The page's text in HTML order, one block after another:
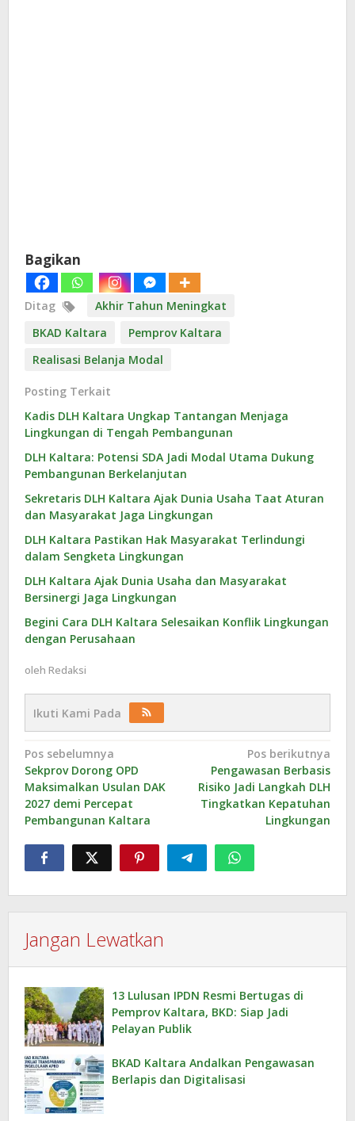
Bagikan
Ditag
Akhir Tahun Meningkat
BKAD Kaltara
Pemprov Kaltara
Realisasi Belanja Modal
Posting Terkait
Kadis DLH Kaltara Ungkap Tantangan Menjaga
Lingkungan di Tengah Pembangunan
DLH Kaltara: Potensi SDA Jadi Modal Utama Dukung
Pembangunan Berkelanjutan
Sekretaris DLH Kaltara Ajak Dunia Usaha Taat Aturan
dan Masyarakat Jaga Lingkungan
DLH Kaltara Pastikan Hak Masyarakat Terlindungi
dalam Sengketa Lingkungan
DLH Kaltara Ajak Dunia Usaha dan Masyarakat
Bersinergi Jaga Lingkungan
Begini Cara DLH Kaltara Selesaikan Konflik Lingkungan
dengan Perusahaan
oleh Redaksi
Ikuti Kami Pada
Navigasi
pos
Pos sebelumnya
Sekprov Dorong OPD
Maksimalkan Usulan DAK
2027 demi Percepat
Pembangunan Kaltara
Pos berikutnya
Pengawasan Berbasis
Risiko Jadi Langkah DLH
Tingkatkan Kepatuhan
Lingkungan
Jangan Lewatkan
13 Lulusan IPDN Resmi Bertugas di
Pemprov Kaltara, BKD: Siap Jadi
Pelayan Publik
BKAD Kaltara Andalkan Pengawasan
Berlapis dan Digitalisasi